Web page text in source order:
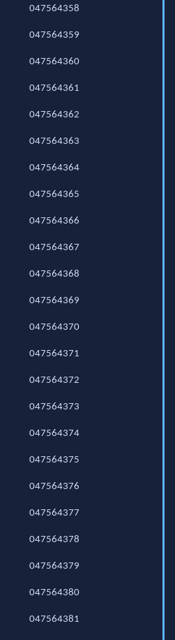
047564358
047564359
047564360
047564361
047564362
047564363
047564364
047564365
047564366
047564367
047564368
047564369
047564370
047564371
047564372
047564373
047564374
047564375
047564376
047564377
047564378
047564379
047564380
047564381